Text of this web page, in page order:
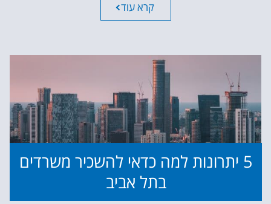
קרא עוד
5 יתרונות למה כדאי להשכיר משרדים
בתל אביב